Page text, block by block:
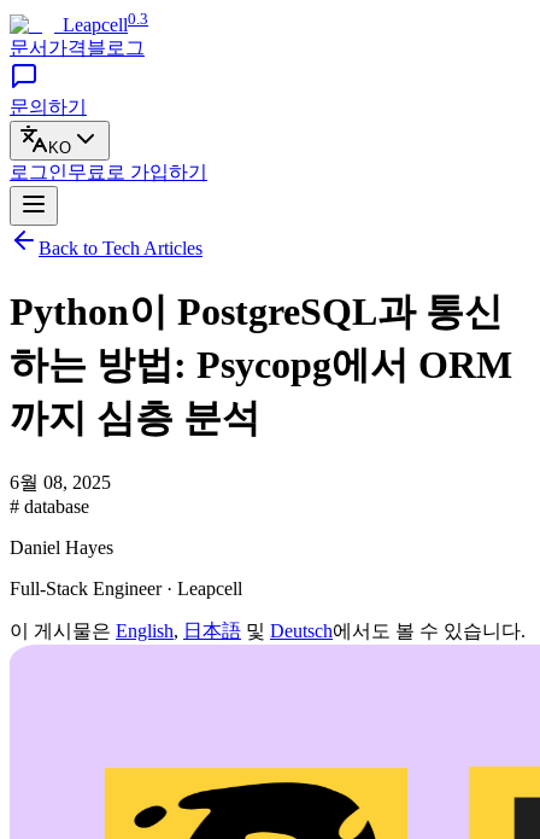
Leapcell0.3
문서 가격블로그
문의하기
KO
로그인무료로 가입하기
Back to Tech Articles
Python이 PostgreSQL과 통신
하는 방법: Psycopg에서 ORM
까지 심층 분석
6월 08, 2025
# database
Daniel Hayes
Full-Stack Engineer · Leapcell
이 게시물은 English, 日本語 및 Deutsch에서도 볼 수 있습니다.